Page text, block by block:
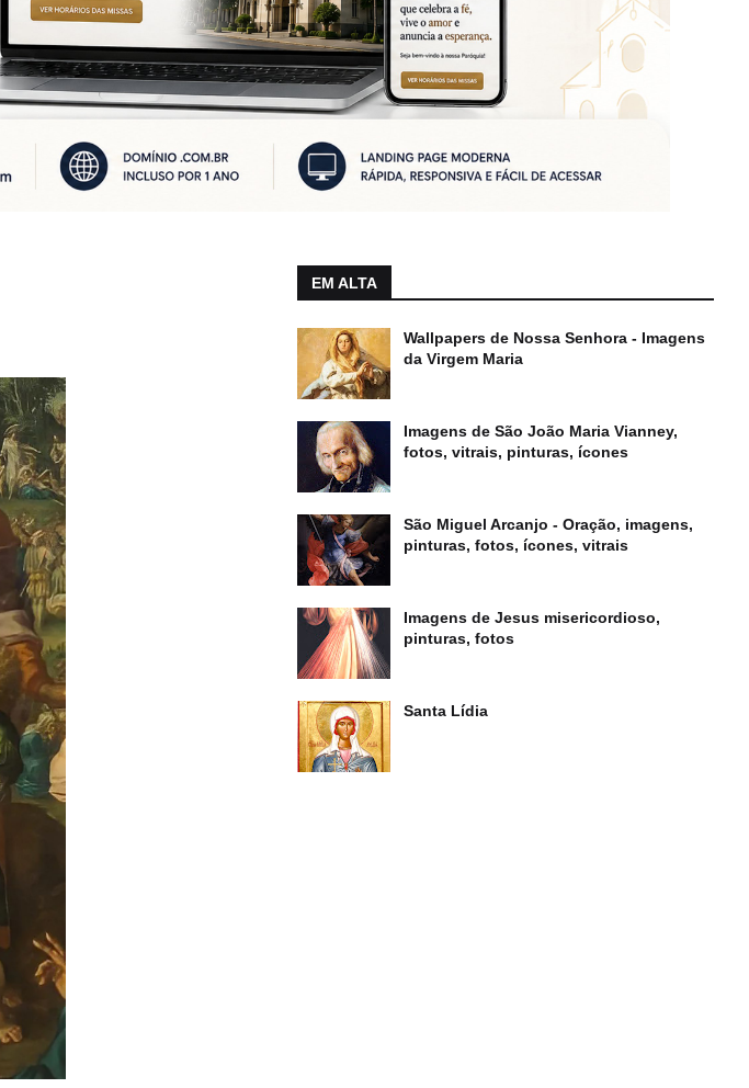
EM ALTA
Wallpapers de Nossa Senhora - Imagens
da Virgem Maria
Imagens de São João Maria Vianney,
fotos, vitrais, pinturas, ícones
São Miguel Arcanjo - Oração, imagens,
pinturas, fotos, ícones, vitrais
Imagens de Jesus misericordioso,
pinturas, fotos
Santa Lídia